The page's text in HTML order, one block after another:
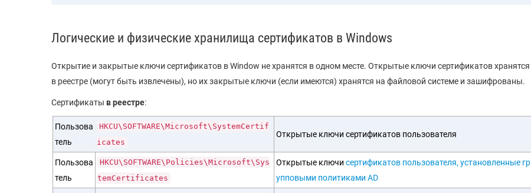
Логические и физические хранилища сертификатов в Windows
Открытие и закрытые ключи сертификатов в Window не хранятся в одном месте. Открытые ключи сертификатов хранятся
в реестре (могут быть извлечены), но их закрытые ключи (если имеются) хранятся на файловой системе и зашифрованы.
Сертификаты в реестре:
Пользова
тель
HKCU\SOFTWARE\Microsoft\SystemCertif
icates
Открытые ключи сертификатов пользователя
Пользова
тель
HKCU\SOFTWARE\Policies\Microsoft\Sys
temCertificates
Открытые ключи сертификатов пользователя, установленные гр
упповыми политиками AD